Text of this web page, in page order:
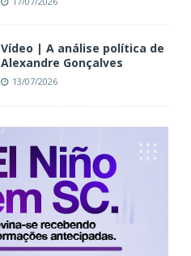
Vídeo | A análise política de
Alexandre Gonçalves
13/07/2026